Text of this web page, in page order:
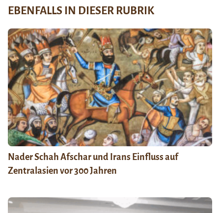
EBENFALLS IN DIESER RUBRIK
Nader Schah Afschar und Irans Einfluss auf
Zentralasien vor 300 Jahren